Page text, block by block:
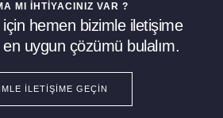
MI İHTIYACINIZ VAR ?
hemen bizimle iletişime
uygun çözümü bulalım.
İLETIŞIME GEÇIN